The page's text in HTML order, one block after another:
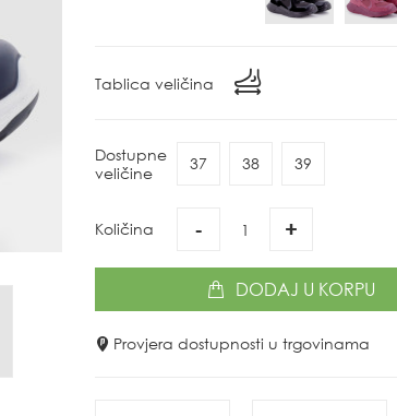
Tablica veličina
Dostupne
veličine
37 38 39
Količina - +
DODAJ U KORPU
Provjera dostupnosti u trgovinama